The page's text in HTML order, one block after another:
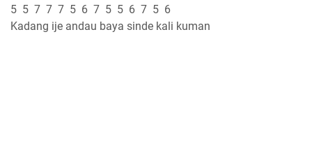
5 5 7 7 7 5 6 7 5 5 6 7 5 6
Kadang ije andau baya sinde kali kuman